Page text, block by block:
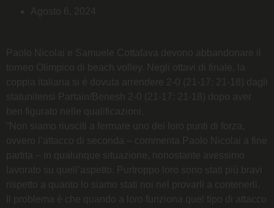
Agosto 6, 2024
Paolo Nicolai e Samuele Cottafava devono abbandonare il
torneo Olimpico di beach volley. Negli ottavi di finale, la
coppia italiana si è dovuta arrendere 2-0 (21-17; 21-18) dagli
statunitensi Partain/Benesh 2-0 (21-17; 21-18) dopo aver
ben figurato nelle qualificazioni.
“Non siamo riusciti a fermare uno dei loro punti di forza,
ovvero l’attacco di seconda – commenta Paolo Nicolai a fine
partita – in qualunque situazione, nonostante avessimo
lavorato su quell’aspetto. Purtroppo loro sono stati più bravi
rispetto a quanto lo siamo stati noi nel provarli a contenerli.
Il problema è che quando a loro funziona quel tipo di attacco